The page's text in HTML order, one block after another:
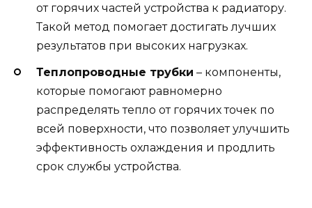
от горячих частей устройства к радиатору.
Такой метод помогает достигать лучших
результатов при высоких нагрузках.
Теплопроводные трубки – компоненты,
которые помогают равномерно
распределять тепло от горячих точек по
всей поверхности, что позволяет улучшить
эффективность охлаждения и продлить
срок службы устройства.